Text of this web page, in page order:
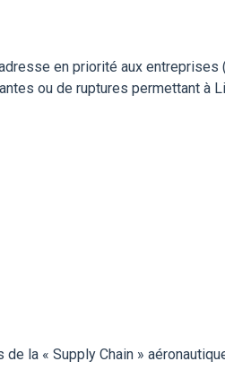
en priorité aux
ou de ruptures permettant à
la « Supply Chain »